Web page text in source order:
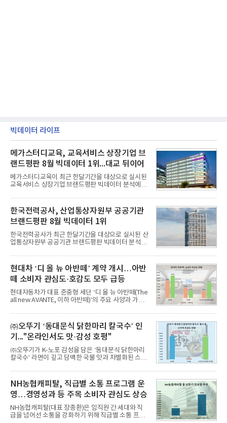
빅데이터 라이프
메가스터디교육, 교육서비스 상장기업 브
랜드평판 8월 빅데이터 1위...대교 뒤이어
메가스터디교육이 최근 한달기간을 대상으로 실시된
교육서비스 상장기업 브랜드평판 빅데이터 분석에서
일 한국기업평판연구소(소장 구창환)는 국내 교육서
비스 상장기업 브랜드를 대상으로 지난 7월 7일부터
8월 7일까지 수집된 소비자 빅데이터 10,074,233건
을 분석한 결과, 메가스터디교육이 브랜드평판지수
1,710,926을 기록하며 8월 1위에 올랐다고 밝혔다.
분석에 활용된 빅데이터는 지난 7월(9,491,206건) 대
비 6.14% 증가한 수치로, 교육서비스 상장기업 브랜
디교육, 대교, 디지
한국전력공사, 산업통상자원부 공공기관
브랜드평판 8월 빅데이터 1위
한국전력공사가 최근 한달기간을 대상으로 실시된 산
업통상자원부 공공기관 브랜드평판 빅데이터 분석에
이 순으로 뒤를 이었다.7일 한국기업평판연구소(소장
구창환)는 산업통상자원부 공공기관 41개 브랜드를
대상으로 지난 7월 7일부터 8월 7일까지 수집된 소비
자 빅데이터 91,102,549건을 분석한 결과, 한국전력
공사가 브랜드평판지수 10,670,633을 기록하며 8월
1위에 올랐다고 밝혔다. 분석에 활용된 빅데이터는 지
난 7월(88,893,823건) 대비 2.48% 증가한 수치다.연
수력원자력, 한국석
현대차 ‘디 올 뉴 아반떼’ 계약 개시…아반
떼 소비자 관심도·호감도 모두 급등
현대자동차가 대표 준중형 세단 ‘디 올 뉴 아반떼(The
all new AVANTE, 이하 아반떼)’의 주요 사양과 가격
떼는 6년 만에 선보이는 8세대 완전변경 모델로, ▲정
교한 선과 면을 중심으로 완성한 파격적인 디자인 ▲
과거 중형 세단 수준으로 확대된 차체 제원 ▲글로벌
최고 수준의 안전성 ▲성능과 효율을 동시에 높인 주
행 완성도 ▲첨단 편의 및 디지털 사양 적용 등을 통해
글로벌 준중형 세단의 새로운 기준을 세웠다.아반떼
는 가솔린 2.0과 1.6 하이브리드 두 가지 파워트레인
넘
㈜오뚜기 ‘동대문식 닭한마리 칼국수’ 인
기..."온라인서도 맛·감성 호평"
㈜오뚜기가 K-노포 감성을 담은 ‘동대문식 닭한마리
칼국수’ 라면이 깊고 담백한 국물 맛과 차별화된 스토
혔다.‘동대문식 닭한마리 칼국수’는 예상을 뛰어넘는
소비자 호응에 힘입어 지난 7월 13일 첫 선을 보인 지
단 18일 만에 누적 판매량 50만 개를 돌파하는 성과를
거두었다.이번 신제품은 개발진이 전국의 닭한마리
전문점을 직접 찾아 다니며 최적의 육수 비율을 완성
했다. 자극적이지 않으면서도 깊은 닭육수에 마늘의
개운한 풍미를 더했으며, 국물이 잘 배어들면서도 쫄
NH농협캐피탈, 직급별 소통 프로그램 운
영…경영성과 등 주목 소비자 관심도 상승
NH농협캐피탈(대표 장종환)은 임직원 간 세대와 직
급을 넘어선 소통을 강화하기 위해 직급별 소통 프로